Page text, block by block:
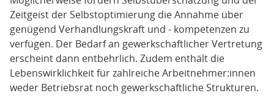
Zeitgeist der Selbstoptimierung die Annahme über
genügend Verhandlungskraft und - kompetenzen zu
verfügen. Der Bedarf an gewerkschaftlicher Vertretung
erscheint dann entbehrlich. Zudem enthält die
Lebenswirklichkeit für zahlreiche Arbeitnehmer:innen
weder Betriebsrat noch gewerkschaftliche Strukturen.